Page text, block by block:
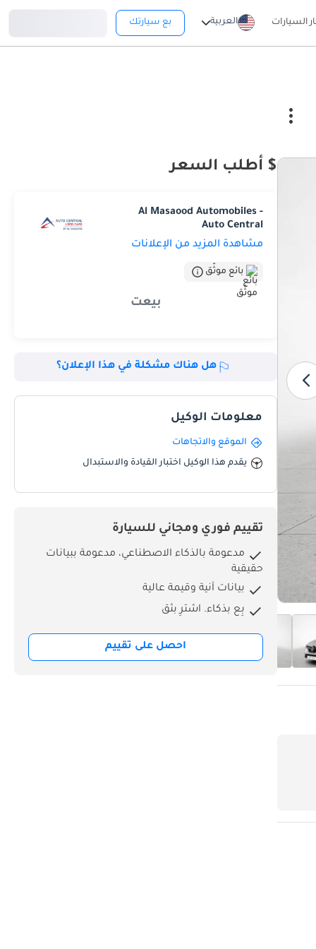
السيارات العربية بع سيارتك
$ أطلب السعر
Al Masaood Automobiles -
Auto Central
مشاهدة المزيد من الإعلانات
بائع موثّق
بيعت
هل هناك مشكلة في هذا الإعلان؟
معلومات الوكيل
الموقع والاتجاهات
يقدم هذا الوكيل اختبار القيادة والاستبدال
تقييم فوري ومجاني للسيارة
مدعومة بالذكاء الاصطناعي، مدعومة ببيانات
حقيقية
بيانات آنية وقيمة عالية
بِع بذكاء. اشترِ بثق
احصل على تقييم